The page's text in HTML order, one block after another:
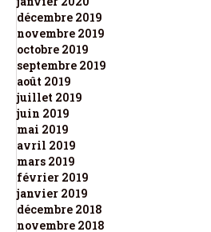
décembre 2019
novembre 2019
octobre 2019
septembre 2019
août 2019
juillet 2019
juin 2019
mai 2019
avril 2019
mars 2019
février 2019
janvier 2019
décembre 2018
novembre 2018